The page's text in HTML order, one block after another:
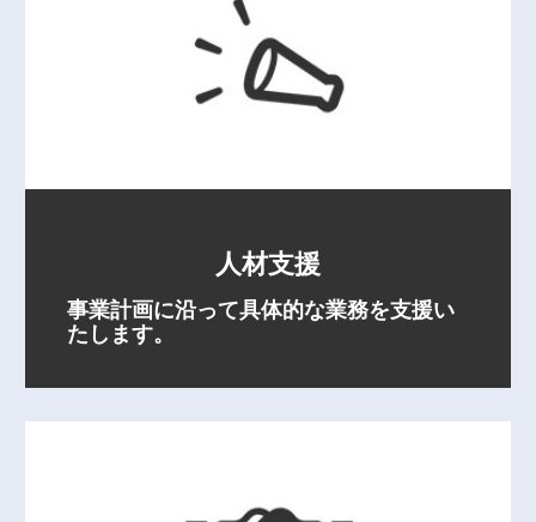
人材支援
事業計画に沿って具体的な業務を支援い
たします。